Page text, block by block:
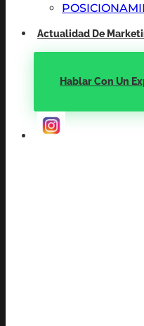
Actualidad De
Hablar Con Un